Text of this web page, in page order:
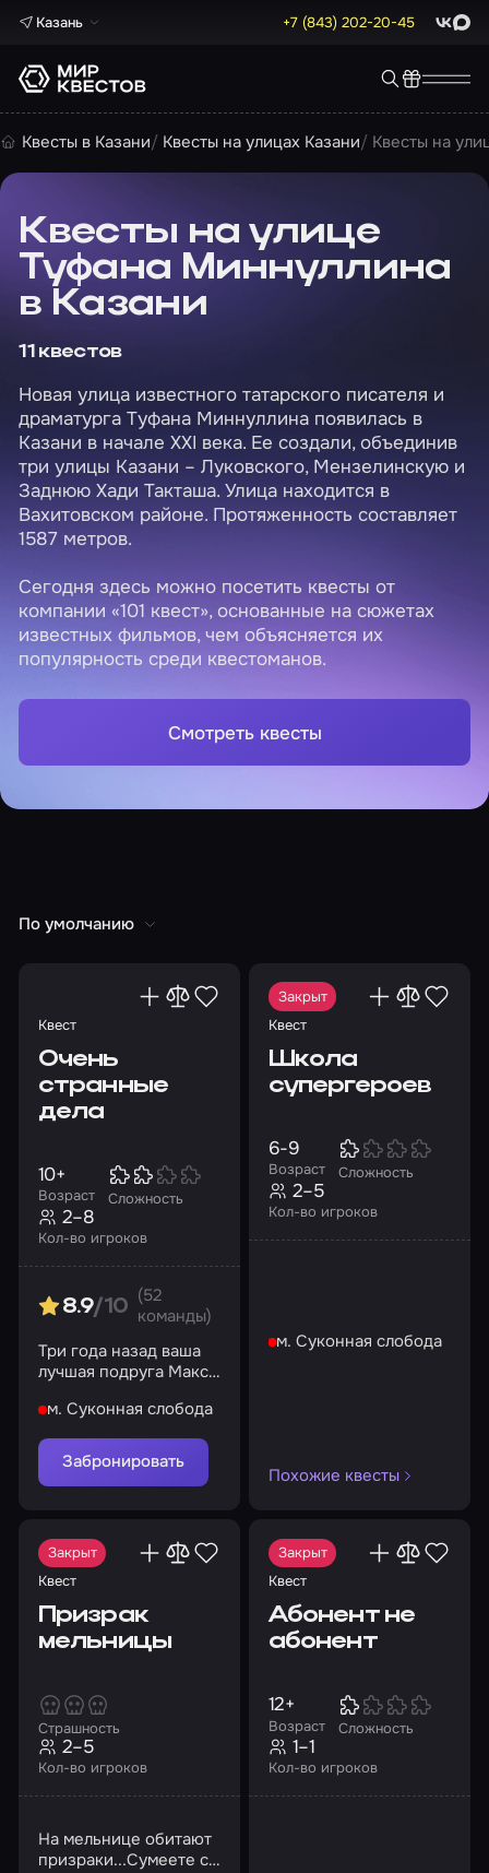
Казань +7 (843) 202-20-45 Max
Квесты в Казани Квесты на улицах Казани Квесты на
Квесты на улице
Туфана Миннуллина
в Казани
11 квестов
Новая улица известного татарского писателя и
драматурга Туфана Миннуллина появилась в
Казани в начале XXI века. Ее создали, объединив
три улицы Казани – Луковского, Мензелинскую и
Заднюю Хади Такташа. Улица находится в
Вахитовском районе. Протяженность составляет
1587 метров.
Сегодня здесь можно посетить квесты от
компании «101 квест», основанные на сюжетах
известных фильмов, чем объясняется их
популярность среди квестоманов.
Смотреть квесты
По умолчанию
Квест
Очень
странные
дела
Возраст
10+
Сложность
Кол-во игроков
2–8
8.9/10
(52
команды)
Три года назад ваша
лучшая подруга Макс
исчезла
м. Суконная слобода
Забронировать
Закрыт
Квест
Школа
супергероев
Возраст
6-9
Сложность
Кол-во игроков
2–5
м. Суконная слобода
Похожие квесты
Закрыт
Квест
Призрак
мельницы
Страшность
Кол-во игроков
2–5
На мельнице обитают
призраки...Сумеете с
Закрыт
Квест
Абонент не
абонент
Возраст
12+
Сложность
Кол-во игроков
1–1